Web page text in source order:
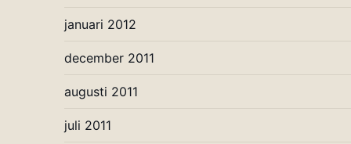
januari 2012
december 2011
augusti 2011
juli 2011